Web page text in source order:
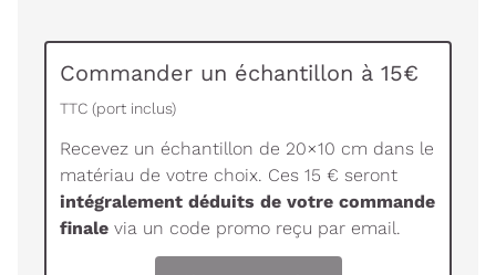
Commander un échantillon à 15€
TTC (port inclus)
Recevez un échantillon de 20×10 cm dans le
matériau de votre choix. Ces 15 € seront
intégralement déduits de votre commande
finale via un code promo reçu par email.